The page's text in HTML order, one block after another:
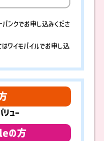
バンクでお申し込みくださ
ワイモバイルでお申し込
ュー
の方